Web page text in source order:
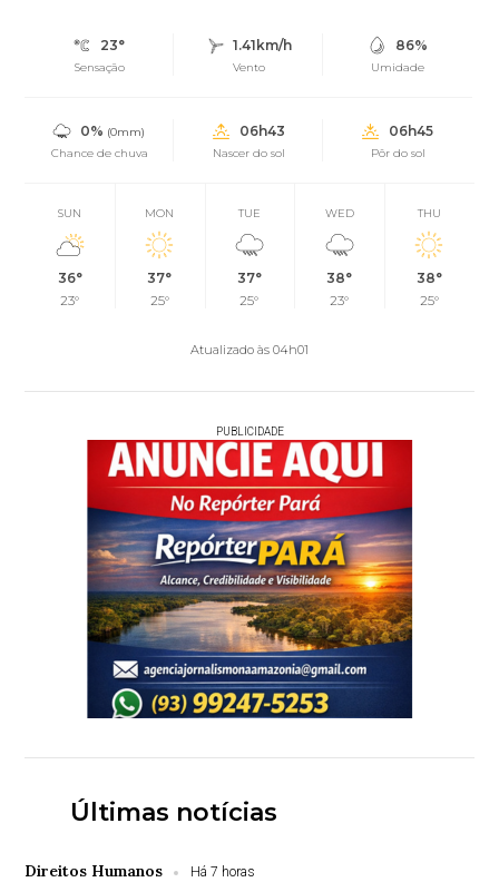
23°
Sensação
1.41km/h
Vento
86%
Umidade
0% (0mm)
Chance de chuva
06h43
Nascer do sol
06h45
Pôr do sol
SUN
36°
23°
MON
37°
25°
TUE
37°
25°
WED
38°
23°
THU
38°
25°
Atualizado às 04h01
PUBLICIDADE
Últimas notícias
Direitos Humanos Há 7 horas